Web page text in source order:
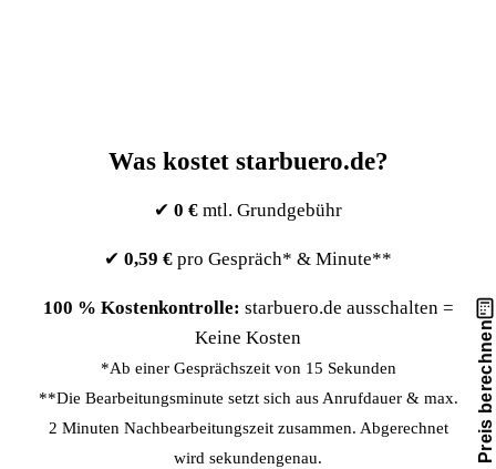
Was kostet starbuero.de?
✔ 0 € mtl. Grundgebühr
✔ 0,59 € pro Gespräch* & Minute**
100 % Kostenkontrolle: starbuero.de ausschalten =
Keine Kosten
*Ab einer Gesprächszeit von 15 Sekunden
**Die Bearbeitungsminute setzt sich aus Anrufdauer & max.
2 Minuten Nachbearbeitungszeit zusammen. Abgerechnet
wird sekundengenau.
Preis berechnen